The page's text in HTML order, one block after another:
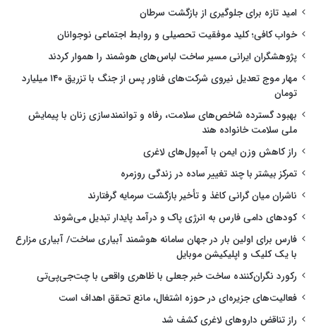
امید تازه برای جلوگیری از بازگشت سرطان
خواب کافی؛ کلید موفقیت تحصیلی و روابط اجتماعی نوجوانان
پژوهشگران ایرانی مسیر ساخت لباس‌های هوشمند را هموار کردند
مهار موج تعدیل نیروی شرکت‌های فناور پس از جنگ با تزریق ۱۴۰ میلیارد
تومان
بهبود گسترده شاخص‌های سلامت، رفاه و توانمندسازی زنان با پیمایش
ملی سلامت خانواده هند
راز کاهش وزن ایمن با آمپول‌های لاغری
تمرکز بیشتر با چند تغییر ساده در زندگی روزمره
ناشران میان گرانی کاغذ و تأخیر بازگشت سرمایه گرفتارند
کودهای دامی فارس به انرژی پاک و درآمد پایدار تبدیل می‌شوند
فارس برای اولین بار در جهان سامانه هوشمند آبیاری ساخت/ آبیاری مزارع
با یک کلیک و اپلیکیشن موبایل
رکورد نگران‌کننده ساخت خبر جعلی با ظاهری واقعی با چت‌جی‌پی‌تی
فعالیت‌های جزیره‌ای در حوزه اشتغال، مانع تحقق اهداف است
راز تناقض داروهای لاغری کشف شد